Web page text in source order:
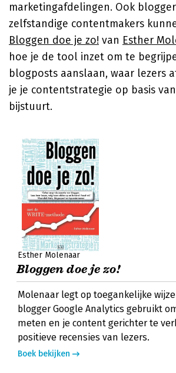
marketingafdelingen. Ook
zelfstandige contentmakers
Bloggen doe je zo! van Esther
hoe je de tool inzet om te
blogposts aanslaan, waar lezers
je je contentstrategie op basis
bijstuurt.
Esther Molenaar
Bloggen doe je zo!
Molenaar legt op toegankelijke
blogger Google Analytics gebruikt
meten en je content gerichter te
positieve recensies van lezers.
Boek bekijken